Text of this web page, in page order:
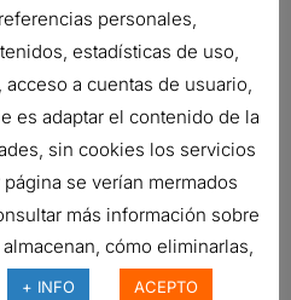
FPG RADIALSEAL
PRIMARIO
personales,
estadísticas de uso,
a cuentas de usuario,
es adaptar el contenido de la
sin cookies los servicios
se verían mermados
más información sobre
cómo eliminarlas,
+ INFO ACEPTO